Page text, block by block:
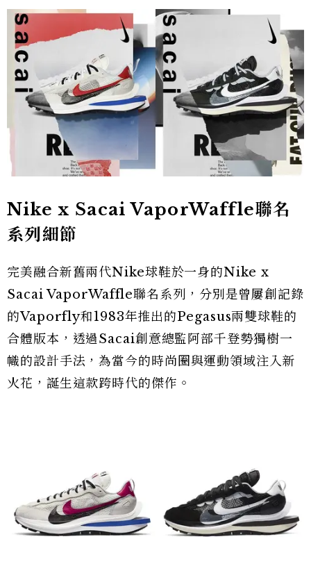
Nike x Sacai VaporWaffle聯名
系列細節
完美融合新舊兩代Nike球鞋於一身的Nike x
Sacai VaporWaffle聯名系列，分別是曾屢創記錄
的Vaporfly和1983年推出的Pegasus兩雙球鞋的
合體版本，透過Sacai創意總監阿部千登勢獨樹一
幟的設計手法，為當今的時尚圈與運動領域注入新
火花，誕生這款跨時代的傑作。